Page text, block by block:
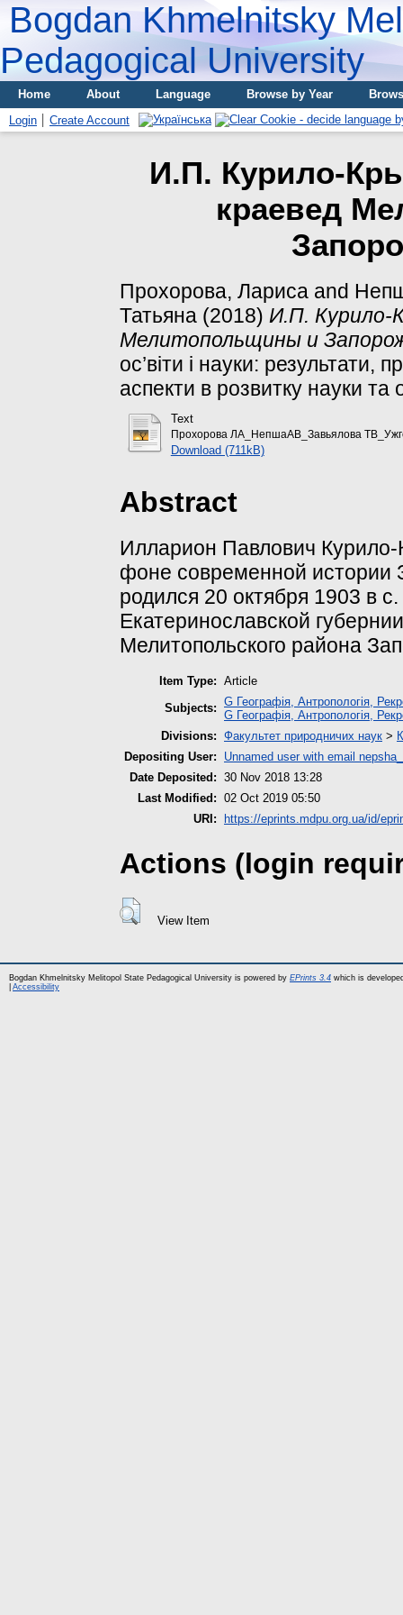
Bogdan Khmelnitsky
Pedagogical University
Home About Language Browse by Year
Login
Create Account
И.П. Курило-
краевед
Прохорова, Лариса and
Татьяна (2018) И.П. Курило-
Мелитопольщины и
ос’віти і науки: результати,
аспекти в розвитку науки та
Text
Прохорова ЛА_НепшаАВ_Завьялова
Download (711kB)
Abstract
Илларион Павлович
фоне современной истории
родился 20 октября 1903 в
Екатеринославской
Мелитопольского района
Item Type: Article
Subjects: G Географія, Антропологія,
G Географія, Антропологія,
Divisions: Факультет природничих наук >
Depositing User:
Unnamed user with email
Date Deposited: 30 Nov 2018 13:28
Last Modified: 02 Oct 2019 05:50
URI:
https://eprints.mdpu.org.ua/id/
Actions (login
View Item
Bogdan Khmelnitsky Melitopol State Pedagogical University is powered by EPrints 3.4 which is
Accessibility